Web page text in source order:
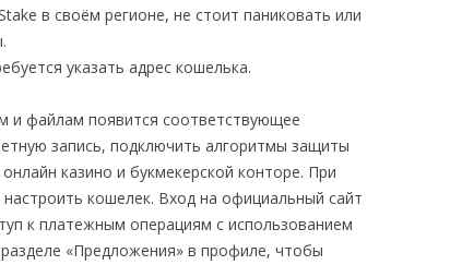
в своём регионе, не стоит паниковать или
указать адрес кошелька.
и файлам появится соответствующее
запись, подключить алгоритмы защиты
казино и букмекерской конторе. При
кошелек. Вход на официальный сайт
к платежным операциям с использованием
«Предложения» в профиле, чтобы